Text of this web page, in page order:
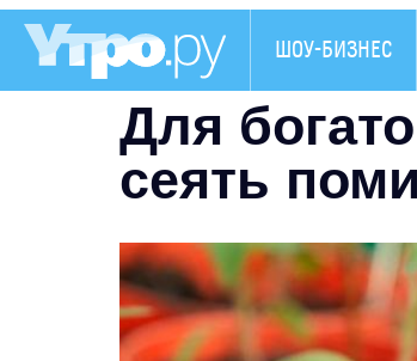
ШОУ-БИЗНЕС
Для
сеять